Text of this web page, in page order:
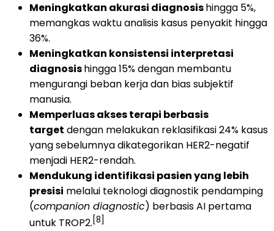
Meningkatkan akurasi diagnosishingga 5%,
memangkas waktu analisis kasus penyakit hingga
36%.
Meningkatkan konsistensi interpretasi
diagnosishingga 15% dengan membantu
mengurangi beban kerja dan bias subjektif
manusia.
Memperluas akses terapi berbasis
target dengan melakukan reklasifikasi 24% kasus
yang sebelumnya dikategorikan HER2-negatif
menjadi HER2-rendah.
Mendukung identifikasi pasien yang lebih
presisi melalui teknologi diagnostik pendamping
(companion diagnostic) berbasis AI pertama
untuk TROP2. [8]